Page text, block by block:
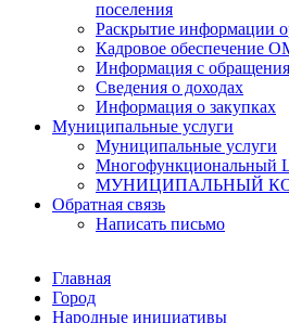
поселения
Раскрытие информации
Кадровое обеспечение
Информация с
Сведения о доходах
Информация о закупках
Муниципальные услуги
Муниципальные услуги
Многофункциональный
МУНИЦИПАЛЬНЫЙ
Обратная связь
Написать письмо
Главная
Город
Народные инициативы